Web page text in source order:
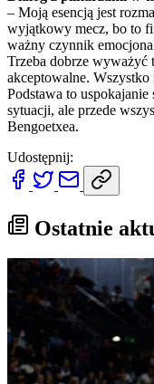
– Moją esencją jest
wyjątkowy mecz, bo to
ważny czynnik
Trzeba dobrze wyważyć
akceptowalne.
Podstawa to
sytuacji, ale przede
Bengoetxea.
Udostępnij:
Ostatnie